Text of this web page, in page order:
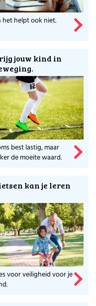
betrouwbare
Ouders en
doet.
het helpt ook niet.
jouw kind in
best lastig, maar
de moeite waard.
kan je leren
voor veiligheid voor je